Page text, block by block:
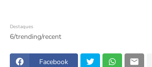
Destaques
6/trending/recent
Facebook